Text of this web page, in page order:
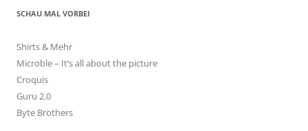
SCHAU MAL VORBEI
Shirts & Mehr
Microble – It’s all about the picture
Croquis
Guru 2.0
Byte Brothers